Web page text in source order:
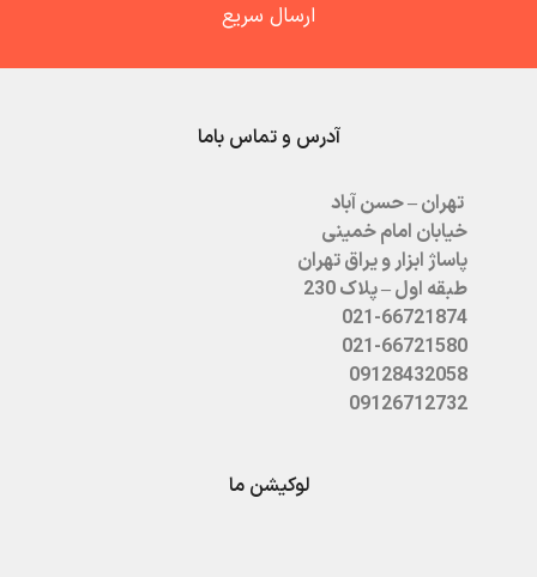
ارسال سریع
آدرس و تماس باما
تهران – حسن آباد
خیابان امام خمینی
پاساژ ابزار و یراق تهران
طبقه اول – پلاک 230
021-66721874
021-66721580
09128432058
09126712732
لوکیشن ما